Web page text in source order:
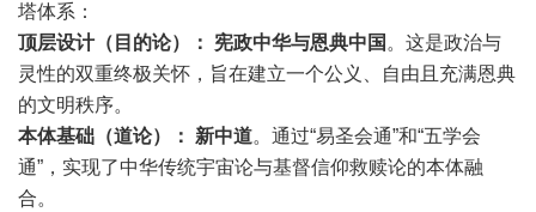
塔体系：
顶层设计（目的论）：
宪政中华与恩典中国 。这是政治与
灵性的双重终极关怀，旨在建立一个公义、自由且充满恩典
的文明秩序。
本体基础（道论）：
新中道。通过“易圣会通”和“五学会
通”，实现了中华传统宇宙论与基督信仰救赎论的本体融
合。